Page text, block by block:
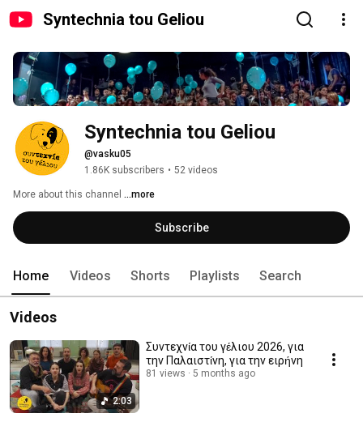
Syntechnia tou Geliou
Syntechnia tou Geliou
@vasku05
1.86K subscribers • 52 videos
More about this channel ...more
Subscribe
Home Videos Shorts Playlists Search
Videos
2:03
Συντεχνία του γέλιου 2026, για
την Παλαιστίνη, για την ειρήνη
81 views 5 months ago